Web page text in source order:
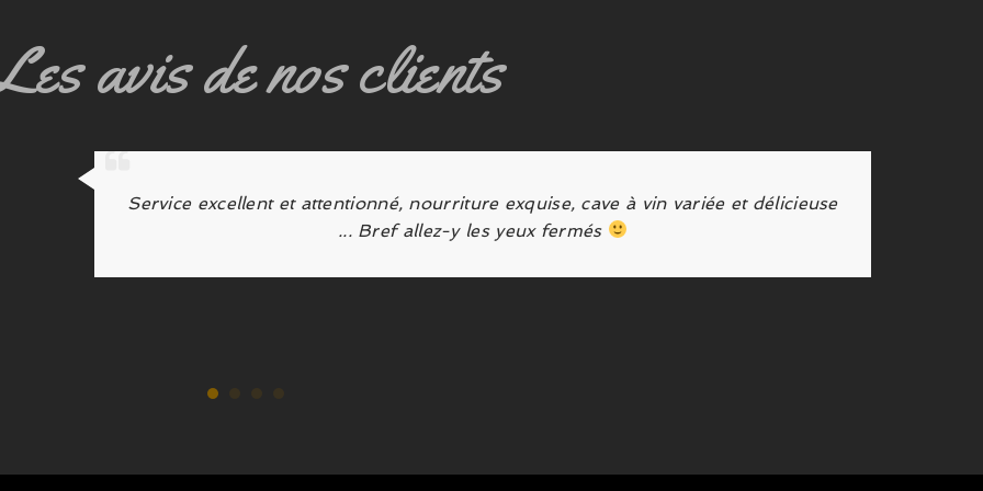
avis de nos clients
De très bons plats et peu d'attente. Bon rapport qualité-prix. Je recommande
sans hésiter !